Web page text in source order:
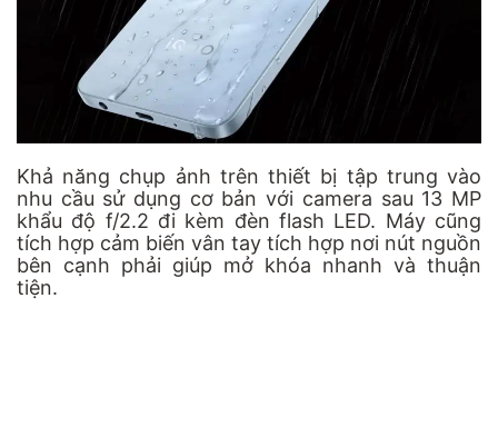
Khả năng chụp ảnh trên thiết bị tập trung vào
nhu cầu sử dụng cơ bản với camera sau 13 MP
khẩu độ f/2.2 đi kèm đèn flash LED. Máy cũng
tích hợp cảm biến vân tay tích hợp nơi nút nguồn
bên cạnh phải giúp mở khóa nhanh và thuận
tiện.